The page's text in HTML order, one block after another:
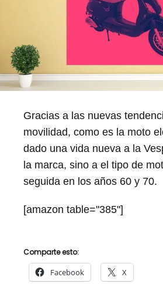
Gracias a las nuevas
movilidad, como es la moto
dado una vida nueva a la
la marca, sino a el tipo de
seguida en los años 60 y 70.
[amazon table="385"]
Comparte esto:
Facebook X